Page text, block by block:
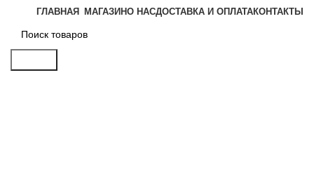
ГЛАВНАЯ МАГАЗИНО НАСДОСТАВКА И ОПЛАТАКОНТАКТЫ